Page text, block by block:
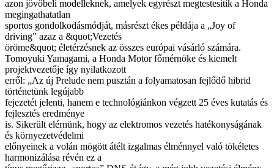
azon jövőbeli modelleknek, amelyek egyrészt megtestesítik a Honda
megingathatatlan
sportos gondolkodásmódját, másrészt ékes példája a „Joy of
driving” azaz a &quot;Vezetés
öröme&quot; életérzésnek az összes európai vásárló számára.
Tomoyuki Yamagami, a Honda Motor főmérnöke és kiemelt
projektvezetője így nyilatkozott
erről: „Az új Prelude nem pusztán a folyamatosan fejlődő hibrid
történetünk legújabb
fejezetét jelenti, hanem e technológiánkon végzett 25 éves kutatás és
fejlesztés eredménye
is. Sikerült elérnünk, hogy az elektromos vezetés hatékonyságának
és környezetvédelmi
előnyeinek a volán mögött átélt izgalmas élménnyel való tökéletes
harmonizálása révén ez a